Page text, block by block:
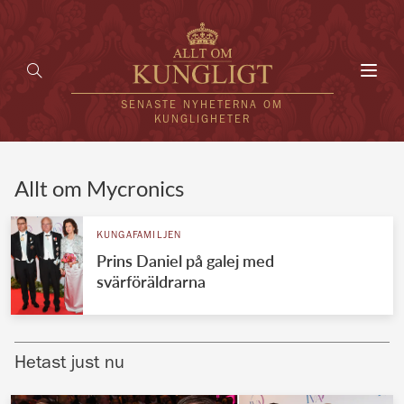
SENASTE NYHETERNA OM
KUNGLIGHETER
UTLÄNDSKT
VÄRLDENS KUNGAHUS
Brittiska kungahuset
Allt om Mycronics
KUNGAFAMILJEN
Prins Daniel på galej med
svärföräldrarna
Hetast just nu